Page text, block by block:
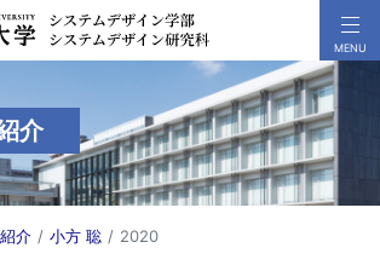
介
介 小方 聡 2020